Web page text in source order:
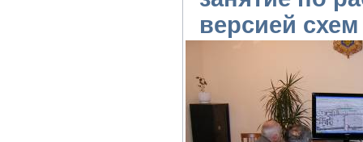
версией